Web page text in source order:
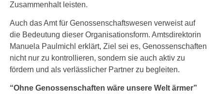
Zusammenhalt leisten.
Auch das Amt für Genossenschaftswesen verweist auf
die Bedeutung dieser Organisationsform. Amtsdirektorin
Manuela Paulmichl erklärt, Ziel sei es, Genossenschaften
nicht nur zu kontrollieren, sondern sie auch aktiv zu
fördern und als verlässlicher Partner zu begleiten.
“Ohne Genossenschaften wäre unsere Welt ärmer”